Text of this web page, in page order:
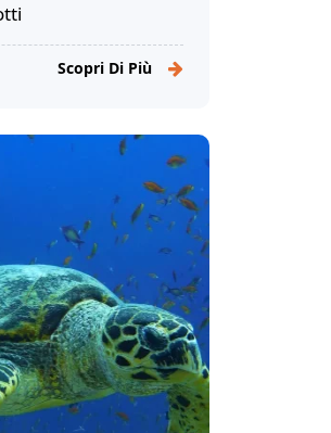
faraoni.
Tour Egitto!
Scopri Di Più